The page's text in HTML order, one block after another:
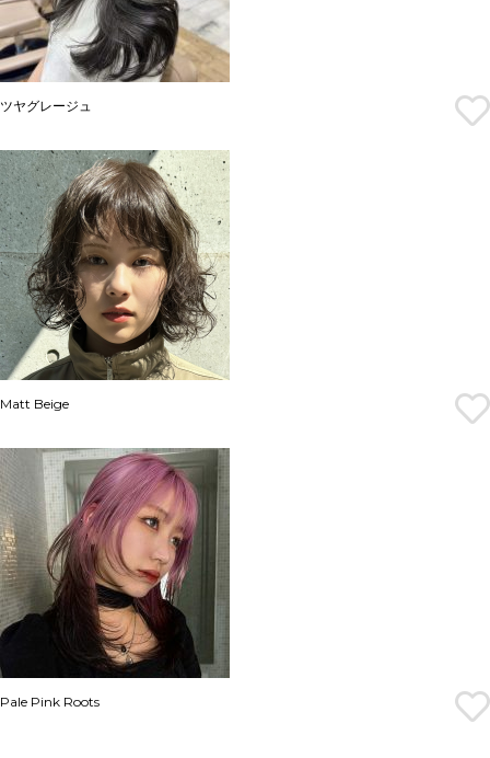
ツヤグレージュ
Matt Beige
Pale Pink Roots